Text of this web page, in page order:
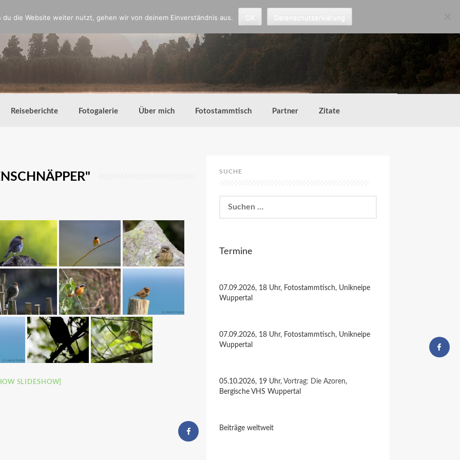
Reiseberichte Fotogalerie Über mich Fotostammtisch Partner Zitate
SLIDESHOW]
SUCHE
nach:
Termine
07.09.2026, 18 Uhr, Fotostammtisch, Unikneipe
Wuppertal
07.09.2026, 18 Uhr, Fotostammtisch, Unikneipe
Wuppertal
05.10.2026, 19 Uhr, Vortrag: Die Azoren,
Bergische VHS Wuppertal
Beiträge weltweit
die Website weiter nutzt, gehen wir von deinem Einverständnis aus.